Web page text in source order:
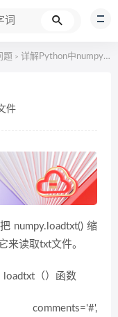
题 > 详解Python中numpy.loadtxt()读取txt文件
件
numpy.loadtxt() 缩
来读取txt文件。
loadtxt（）函数
comments='#',